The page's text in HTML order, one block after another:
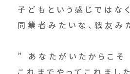
子どもという感じではなく
同業者みたいな、戦友み
” あなたがいたからこそ
これまでやってこれました